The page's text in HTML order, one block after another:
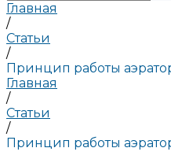
Главная
/
Статьи
/
Принцип работы
Главная
/
Статьи
/
Принцип работы